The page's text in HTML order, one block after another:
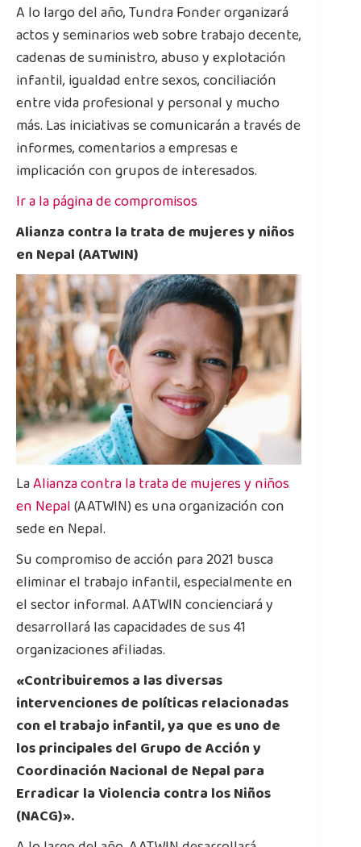
A lo largo del año, Tundra Fonder organizará
actos y seminarios web sobre trabajo decente,
cadenas de suministro, abuso y explotación
infantil, igualdad entre sexos, conciliación
entre vida profesional y personal y mucho
más. Las iniciativas se comunicarán a través de
informes, comentarios a empresas e
implicación con grupos de interesados.
Ir a la página de compromisos
Alianza contra la trata de mujeres y niños
en Nepal (AATWIN)
LaAlianza contra la trata de mujeres y niños
en Nepal(AATWIN) es una organización con
sede en Nepal.
Su compromiso de acción para 2021 busca
eliminar el trabajo infantil, especialmente en
el sector informal. AATWIN concienciará y
desarrollará las capacidades de sus 41
organizaciones afiliadas.
«Contribuiremos a las diversas
intervenciones de políticas relacionadas
con el trabajo infantil, ya que es uno de
los principales del Grupo de Acción y
Coordinación Nacional de Nepal para
Erradicar la Violencia contra los Niños
(NACG)».